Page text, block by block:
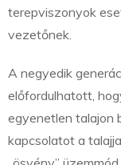
terepviszonyok
vezetőnek.
A negyedik
előfordulhatott,
egyenetlen talajon
kapcsolatot a